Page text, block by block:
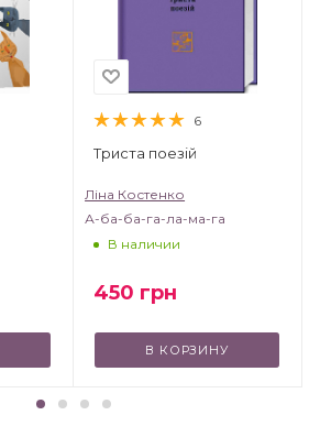
6
Триста поезій
Ліна Костенко
А-ба-ба-га-ла-ма-га
В наличии
450 грн
В КОРЗИНУ